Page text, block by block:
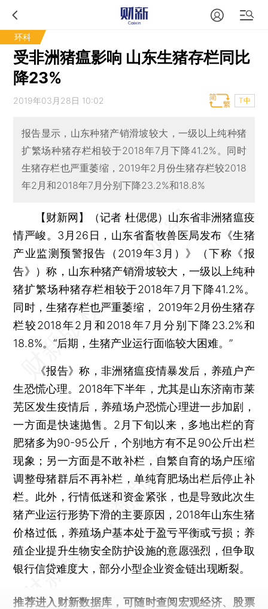
环科
受非洲猪瘟影响 山东生猪存栏同比
降23%
2019年03月28日 10:02 T中
报告显示，山东种猪产销滑坡较大，一级以上纯种猪
扩繁场种猪存栏相较于2018年7月下降41.2%。同时
生猪存栏也严重萎缩，2019年2月份生猪存栏较2018
年2月和2018年7月分别下降23.2%和18.8%
【财新网】（记者 杜偲偲） 山东省非洲猪瘟疫
情严峻。3月26日，山东省畜牧兽医局发布《生猪
产业监测预警报告（2019年3月）》（下称《报
告》）称，山东种猪产销滑坡较大，一级以上纯种
猪扩繁场种猪存栏相较于2018年7月下降41.2%。
同时，生猪存栏也严重萎缩， 2019年2月份生猪存
栏较2018年2月和2018年7月分别下降23.2%和
18.8%。“后期，生猪产业运行面临较大困难。”
《报告》称，非洲猪瘟疫情暴发后，养殖户产
生恐慌心理。2018年下半年，尤其是山东济南市莱
芜区发生疫情后，养殖场户恐慌心理进一步加剧，
一方面是快速抛售。2月下旬以来，多地出栏的育
肥猪多为90-95公斤，个别地方有不足90公斤出栏
现象；另一方面是不敢补栏，自繁自育的场户压缩
调整母猪群后不再补栏，单纯育肥场出栏后停止补
栏。此外，行情低迷和资金紧张，也是导致此次生
猪产业运行形势下滑的主要原因，2018年山东生猪
价格过低，养殖场户基本处于盈亏平衡或亏损；养
殖企业提升生物安全防护设施的意愿强烈，但争取
银行信贷难度大，部分小型企业资金链出现断裂。
推荐进入 财新数据库 ，可随时查阅宏观经济、股票